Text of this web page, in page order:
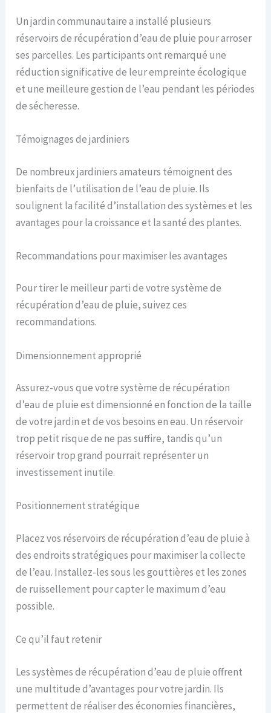
Un jardin communautaire a installé plusieurs
réservoirs de récupération d’eau de pluie pour arroser
ses parcelles. Les participants ont remarqué une
réduction significative de leur empreinte écologique
et une meilleure gestion de l’eau pendant les périodes
de sécheresse.
Témoignages de jardiniers
De nombreux jardiniers amateurs témoignent des
bienfaits de l’utilisation de l’eau de pluie. Ils
soulignent la facilité d’installation des systèmes et les
avantages pour la croissance et la santé des plantes.
Recommandations pour maximiser les avantages
Pour tirer le meilleur parti de votre système de
récupération d’eau de pluie, suivez ces
recommandations.
Dimensionnement approprié
Assurez-vous que votre système de récupération
d’eau de pluie est dimensionné en fonction de la taille
de votre jardin et de vos besoins en eau. Un réservoir
trop petit risque de ne pas suffire, tandis qu’un
réservoir trop grand pourrait représenter un
investissement inutile.
Positionnement stratégique
Placez vos réservoirs de récupération d’eau de pluie à
des endroits stratégiques pour maximiser la collecte
de l’eau. Installez-les sous les gouttières et les zones
de ruissellement pour capter le maximum d’eau
possible.
Ce qu’il faut retenir
Les systèmes de récupération d’eau de pluie offrent
une multitude d’avantages pour votre jardin. Ils
permettent de réaliser des économies financières,